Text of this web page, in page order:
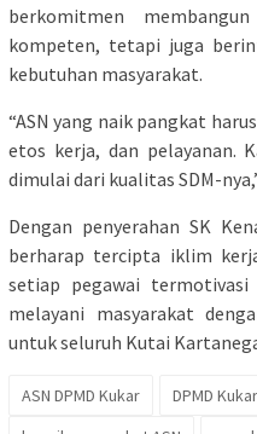
berkomitmen
kompeten, tetapi juga
kebutuhan masyarakat.
“ASN yang naik pangkat
etos kerja, dan pelayanan.
dimulai dari kualitas SDM-
Dengan penyerahan SK
berharap tercipta iklim
setiap pegawai
melayani masyarakat
untuk seluruh Kutai
ASN DPMD Kukar DPMD Kukar